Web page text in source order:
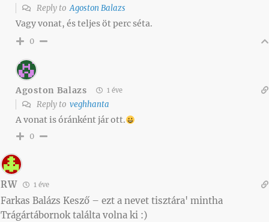
Reply toAgoston Balazs
Vagy vonat, és teljes öt perc séta.
0
Agoston Balazs 1 éve
Reply to veghhanta
A vonat is óránként jár ott.
0
RW 1 éve
Farkas Balázs Kesző – ezt a nevet tisztára' mintha
Trágártábornok találta volna ki :)